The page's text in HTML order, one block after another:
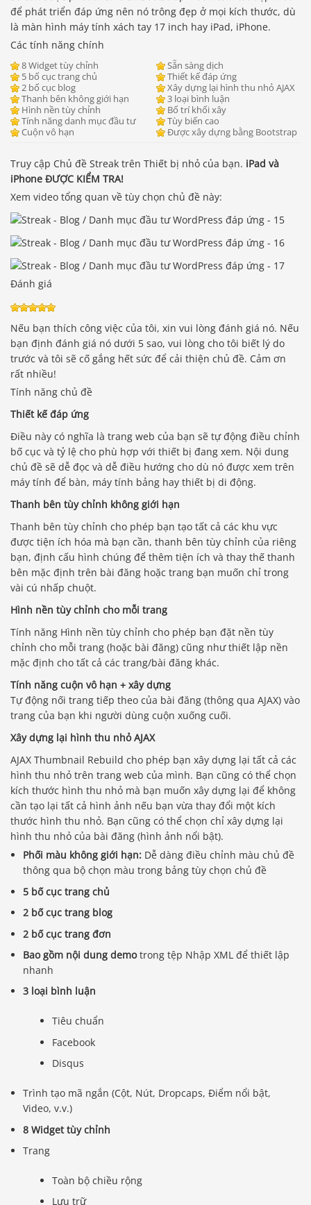
để phát triển đáp ứng nên nó trông đẹp ở mọi kích thước, dù
là màn hình máy tính xách tay 17 inch hay iPad, iPhone.
Các tính năng chính
8 Widget tùy chỉnh
5 bố cục trang chủ
2 bố cục blog
Thanh bên không giới hạn
Hình nền tùy chỉnh
Tính năng danh mục đầu tư
Cuộn vô hạn
Sẵn sàng dịch
Thiết kế đáp ứng
Xây dựng lại hình thu nhỏ AJAX
3 loại bình luận
Bố trí khối xây
Tùy biến cao
Được xây dựng bằng Bootstrap
Truy cập Chủ đề Streak trên Thiết bị nhỏ của bạn. iPad và
iPhone ĐƯỢC KIỂM TRA!
Xem video tổng quan về tùy chọn chủ đề này:
Đánh giá
Nếu bạn thích công việc của tôi, xin vui lòng đánh giá nó. Nếu
bạn định đánh giá nó dưới 5 sao, vui lòng cho tôi biết lý do
trước và tôi sẽ cố gắng hết sức để cải thiện chủ đề. Cảm ơn
rất nhiều!
Tính năng chủ đề
Thiết kế đáp ứng
Điều này có nghĩa là trang web của bạn sẽ tự động điều chỉnh
bố cục và tỷ lệ cho phù hợp với thiết bị đang xem. Nội dung
chủ đề sẽ dễ đọc và dễ điều hướng cho dù nó được xem trên
máy tính để bàn, máy tính bảng hay thiết bị di động.
Thanh bên tùy chỉnh không giới hạn
Thanh bên tùy chỉnh cho phép bạn tạo tất cả các khu vực
được tiện ích hóa mà bạn cần, thanh bên tùy chỉnh của riêng
bạn, định cấu hình chúng để thêm tiện ích và thay thế thanh
bên mặc định trên bài đăng hoặc trang bạn muốn chỉ trong
vài cú nhấp chuột.
Hình nền tùy chỉnh cho mỗi trang
Tính năng Hình nền tùy chỉnh cho phép bạn đặt nền tùy
chỉnh cho mỗi trang (hoặc bài đăng) cũng như thiết lập nền
mặc định cho tất cả các trang/bài đăng khác.
Tính năng cuộn vô hạn + xây dựng
Tự động nối trang tiếp theo của bài đăng (thông qua AJAX) vào
trang của bạn khi người dùng cuộn xuống cuối.
Xây dựng lại hình thu nhỏ AJAX
AJAX Thumbnail Rebuild cho phép bạn xây dựng lại tất cả các
hình thu nhỏ trên trang web của mình. Bạn cũng có thể chọn
kích thước hình thu nhỏ mà bạn muốn xây dựng lại để không
cần tạo lại tất cả hình ảnh nếu bạn vừa thay đổi một kích
thước hình thu nhỏ. Bạn cũng có thể chọn chỉ xây dựng lại
hình thu nhỏ của bài đăng (hình ảnh nổi bật).
Phối màu không giới hạn: Dễ dàng điều chỉnh màu chủ đề
thông qua bộ chọn màu trong bảng tùy chọn chủ đề
5 bố cục trang chủ
2 bố cục trang blog
2 bố cục trang đơn
Bao gồm nội dung demotrong tệp Nhập XML để thiết lập
nhanh
3 loại bình luận
Tiêu chuẩn
Facebook
Disqus
Trình tạo mã ngắn (Cột, Nút, Dropcaps, Điểm nổi bật,
Video, v.v.)
8 Widget tùy chỉnh
Trang
Toàn bộ chiều rộng
Lưu trữ